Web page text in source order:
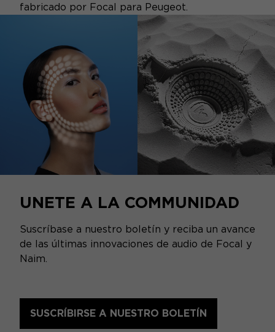
fabricado por Focal para Peugeot.
UNETE A LA COMMUNIDAD
Suscríbase a nuestro boletín y reciba un avance
de las últimas innovaciones de audio de Focal y
Naim.
SUSCRÍBIRSE A NUESTRO BOLETÍN